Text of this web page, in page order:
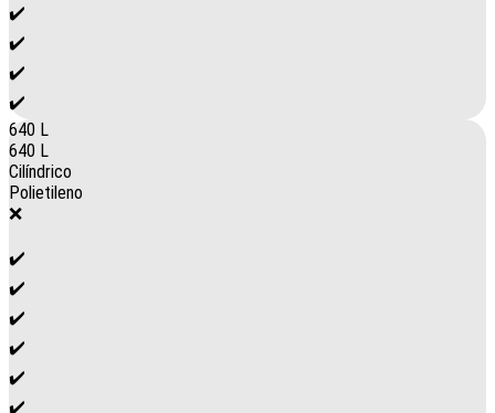
✔️
✔️
✔️
✔️
640 L
640 L
Cilíndrico
Polietileno
❌
✔️
✔️
✔️
✔️
✔️
✔️